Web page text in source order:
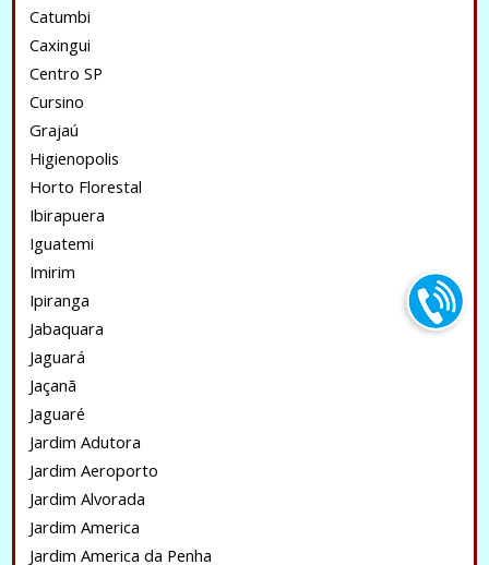
Catumbi
Caxingui
Centro SP
Cursino
Grajaú
Higienopolis
Horto Florestal
Ibirapuera
Iguatemi
Imirim
Ipiranga
Jabaquara
Jaguará
Jaçanã
Jaguaré
Jardim Adutora
Jardim Aeroporto
Jardim Alvorada
Jardim America
Jardim America da Penha